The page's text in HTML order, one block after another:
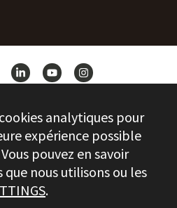
CONTACT
© 2026
analytiques pour
expérience possible
pouvez en savoir
que nous utilisons ou les
.